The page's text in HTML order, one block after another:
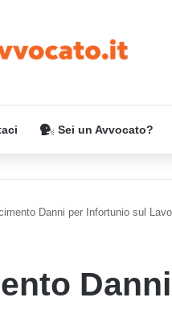
Sei un Avvocato?
Danni per Infortunio sul